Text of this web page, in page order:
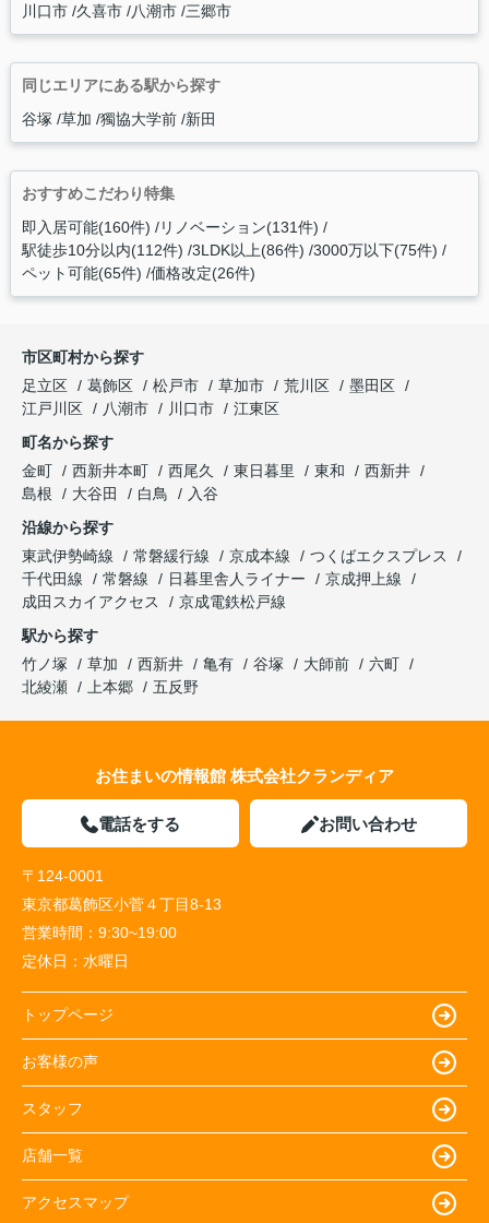
川口市 久喜市 八潮市 三郷市
同じエリアにある駅から探す
谷塚 草加 獨協大学前 新田
おすすめこだわり特集
即入居可能(160件) リノベーション(131件)
駅徒歩10分以内(112件) 3LDK以上(86件) 3000万以下(75件)
ペット可能(65件) 価格改定(26件)
市区町村から探す
足立区
葛飾区 松戸市 草加市 荒川区
墨田区
江戸川区
八潮市 川口市
江東区
町名から探す
金町
西新井本町 西尾久 東日暮里 東和
西新井
島根
大谷田 白鳥
入谷
沿線から探す
東武伊勢崎線
常磐緩行線 京成本線
つくばエクスプレス
千代田線
常磐線 日暮里舎人ライナー
京成押上線
成田スカイアクセス
京成電鉄松戸線
駅から探す
竹ノ塚
草加 西新井 亀有 谷塚 大師前
六町
北綾瀬
上本郷 五反野
お住まいの情報館 株式会社クランディア
電話をする お問い合わせ
〒124-0001
東京都葛飾区小菅４丁目8-13
営業時間： 9:30~19:00
定休日： 水曜日
トップページ
お客様の声
スタッフ
店舗一覧
アクセスマップ